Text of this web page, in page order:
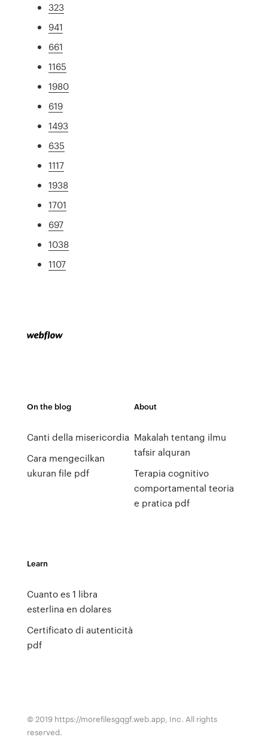
323
941
661
1165
1980
619
1493
635
1117
1938
1701
697
1038
1107
On the blog
Canti della misericordia
Cara mengecilkan
ukuran file pdf
About
Makalah tentang ilmu
tafsir alquran
Terapia cognitivo
comportamental teoria
e pratica pdf
Learn
Cuanto es 1 libra
esterlina en dolares
Certificato di autenticità
pdf
© 2019 https://morefilesgqgf.web.app, Inc. All rights
reserved.